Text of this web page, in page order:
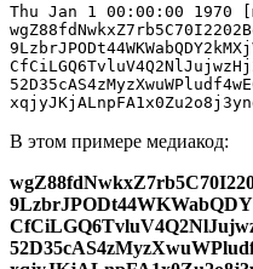
Thu Jan 1 00:00:00
В этом примере медиакод: